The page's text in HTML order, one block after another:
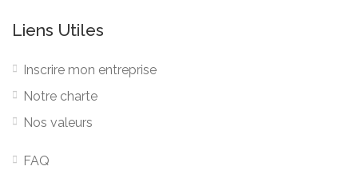
Liens Utiles
Inscrire mon entreprise
Notre charte
Nos valeurs
FAQ